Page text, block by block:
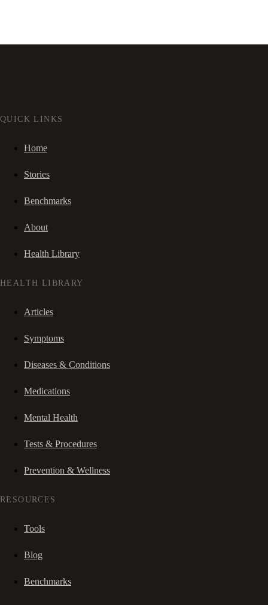
QUICK LINKS
Home
Stories
Benchmarks
About
Health Library
HEALTH LIBRARY
Articles
Symptoms
Diseases & Conditions
Medications
Mental Health
Tests & Procedures
Prevention & Wellness
RESOURCES
Tools
Blog
Benchmarks